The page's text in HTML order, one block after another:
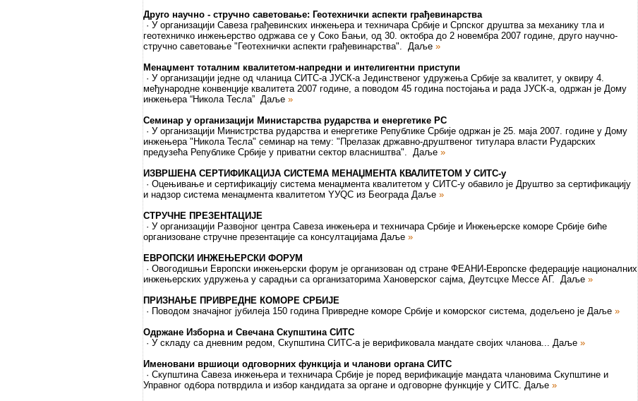
Друго научно - стручно саветовање: Геотехнички аспекти грађевинарства
· У организацији Савеза грађевинских инжењера и техничара Србије и Српског друштва за механику тла и
геотехничко инжењерство одржава се у Соко Бањи, од 30. октобра до 2 новембра 2007 године, друго научно-
стручно саветовање "Геотехнички аспекти грађевинарства". Даље »
Менаџмент тоталним квалитетом-напредни и интелигентни приступи
· У организацији једне од чланица СИТС-а ЈУСК-а Јединственог удружења Србије за квалитет, у оквиру 4.
међународне конвенције квалитета 2007 године, а поводом 45 година постојања и рада ЈУСК-а, одржан је Дому
инжењера “Никола Тесла” Даље »
Семинар у организацији Министарства рударства и енергетике РС
· У организацији Министрства рударства и енергетике Републике Србије одржан је 25. маја 2007. године у Дому
инжењера "Никола Тесла" семинар на тему: "Прелазак државно-друштвеног титулара власти Рударских
предузећа Републике Србије у приватни сектор власништва". Даље »
ИЗВРШЕНА СЕРТИФИКАЦИЈА СИСТЕМА МЕНАЏМЕНТА КВАЛИТЕТОМ У СИТС-у
· Оцењивање и сертификацију система менаџмента квалитетом у СИТС-у обавило је Друштво за сертификацију
и надзор система менаџмента квалитетом YУQС из БеоградаДаље »
СТРУЧНЕ ПРЕЗЕНТАЦИЈЕ
· У организацији Развојног центра Савеза инжењера и техничара Србије и Инжењерске коморе Србије биће
организоване стручне презентације са консултацијамаДаље »
ЕВРОПСКИ ИНЖЕЊЕРСКИ ФОРУМ
· Овогодишњи Европски инжењерски форум је организован од стране ФЕАНИ-Европске федерације националних
инжењерских удружења у сарадњи са организаторима Хановерског сајма, Деутсцхе Мессе АГ. Даље »
ПРИЗНАЊЕ ПРИВРЕДНЕ КОМОРЕ СРБИЈЕ
· Поводом значајног јубилеја 150 година Привредне коморе Србије и коморског система, додељено је Даље »
Одржане Изборна и Свечана Скупштина СИТС
· У складу са дневним редом, Скупштина СИТС-а је верификовала мандате својих чланова... Даље »
Именовани вршиоци одговорних функција и чланови органа СИТС
· Скупштина Савеза инжењера и техничара Србије је поред верификације мандата члановима Скупштине и
Управног одбора потврдила и избор кандидата за органе и одговорне функције у СИТС. Даље »